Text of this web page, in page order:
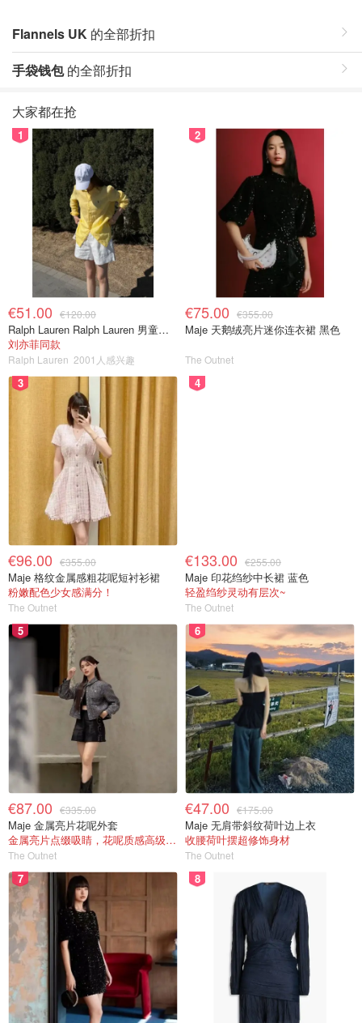
Flannels UK 的全部折扣
手袋钱包的全部折扣
大家都在抢
1
€51.00 €120.00
Ralph Lauren Ralph Lauren 男童亚麻衬衫
刘亦菲同款
Ralph Lauren 2001人感兴趣
2
€75.00 €355.00
Maje 天鹅绒亮片迷你连衣裙 黑色
The Outnet
3
€96.00 €355.00
Maje 格纹金属感粗花呢短衬衫裙
粉嫩配色少女感满分！
The Outnet
4
€133.00 €255.00
Maje 印花绉纱中长裙 蓝色
轻盈绉纱灵动有层次~
The Outnet
5
€87.00 €335.00
Maje 金属亮片花呢外套
金属亮片点缀吸睛，花呢质感高级又显贵
The Outnet
6
€47.00 €175.00
Maje 无肩带斜纹荷叶边上衣
收腰荷叶摆超修饰身材
The Outnet
7 8